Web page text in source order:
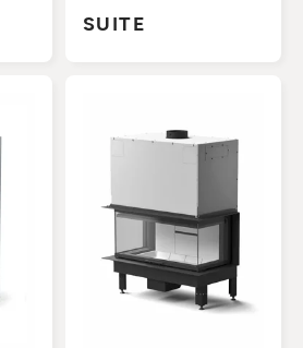
SUITE